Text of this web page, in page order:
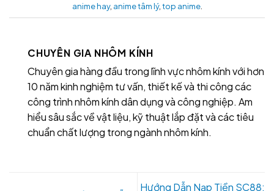
anime hay, anime tâm lý,top anime.
CHUYÊN GIA NHÔM KÍNH
Chuyên gia hàng đầu trong lĩnh vực nhôm kính với hơn
10 năm kinh nghiệm tư vấn, thiết kế và thi công các
công trình nhôm kính dân dụng và công nghiệp. Am
hiểu sâu sắc về vật liệu, kỹ thuật lắp đặt và các tiêu
chuẩn chất lượng trong ngành nhôm kính.
Hướng Dẫn Nạp Tiền SC88: